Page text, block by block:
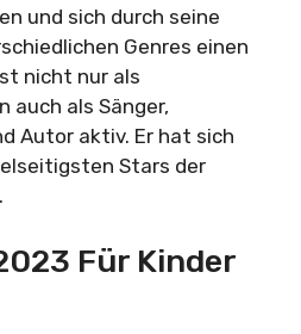
und sich durch seine
Genres einen
nicht nur als
auch als Sänger,
Autor aktiv. Er hat sich
Stars der
Für Kinder